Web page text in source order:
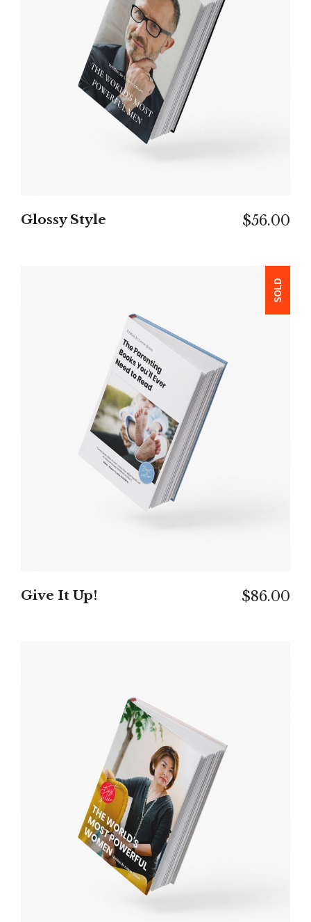
IN DEN WARENKORB
Glossy Style $56.00
SOLD
WEITERLESEN
Give It Up! $86.00
IN DEN WARENKORB